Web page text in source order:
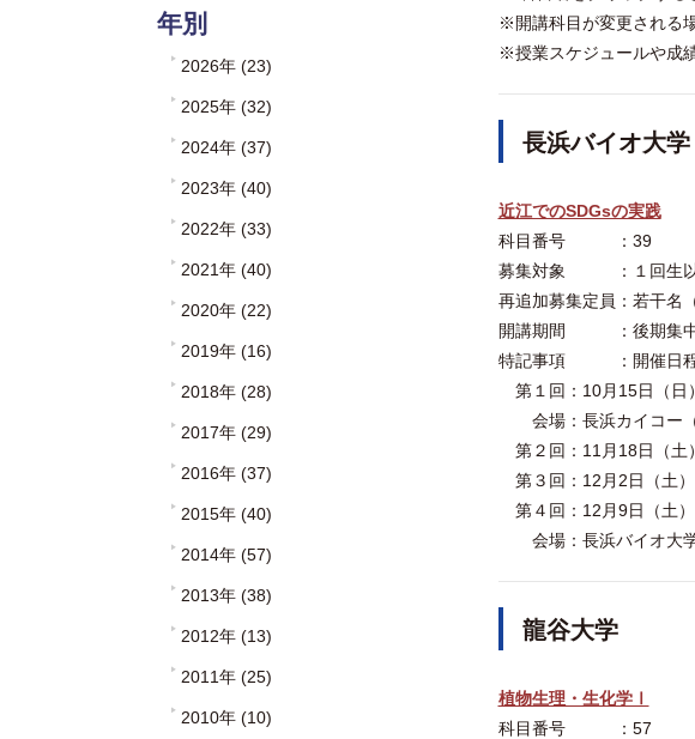
※開講科目が変更される
※授業スケジュールや成
長浜バイオ大学
近江でのSDGsの実践
科目番号 ：39
募集対象 ：１回生
再追加募集定員：若干名
開講期間 ：後期集
特記事項 ：開催日程・
第１回：10月15日（
会場：長浜カイコー（
第２回：11月18日（土
第３回：12月2日（土
第４回：12月9日（土
会場：長浜バイオ大学
龍谷大学
植物生理・生化学Ⅰ
科目番号 ：57
年別
2026年 (23)
2025年 (32)
2024年 (37)
2023年 (40)
2022年 (33)
2021年 (40)
2020年 (22)
2019年 (16)
2018年 (28)
2017年 (29)
2016年 (37)
2015年 (40)
2014年 (57)
2013年 (38)
2012年 (13)
2011年 (25)
2010年 (10)